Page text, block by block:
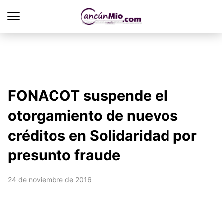
FONACOT suspende el
otorgamiento de nuevos
créditos en Solidaridad por
presunto fraude
24 de noviembre de 2016